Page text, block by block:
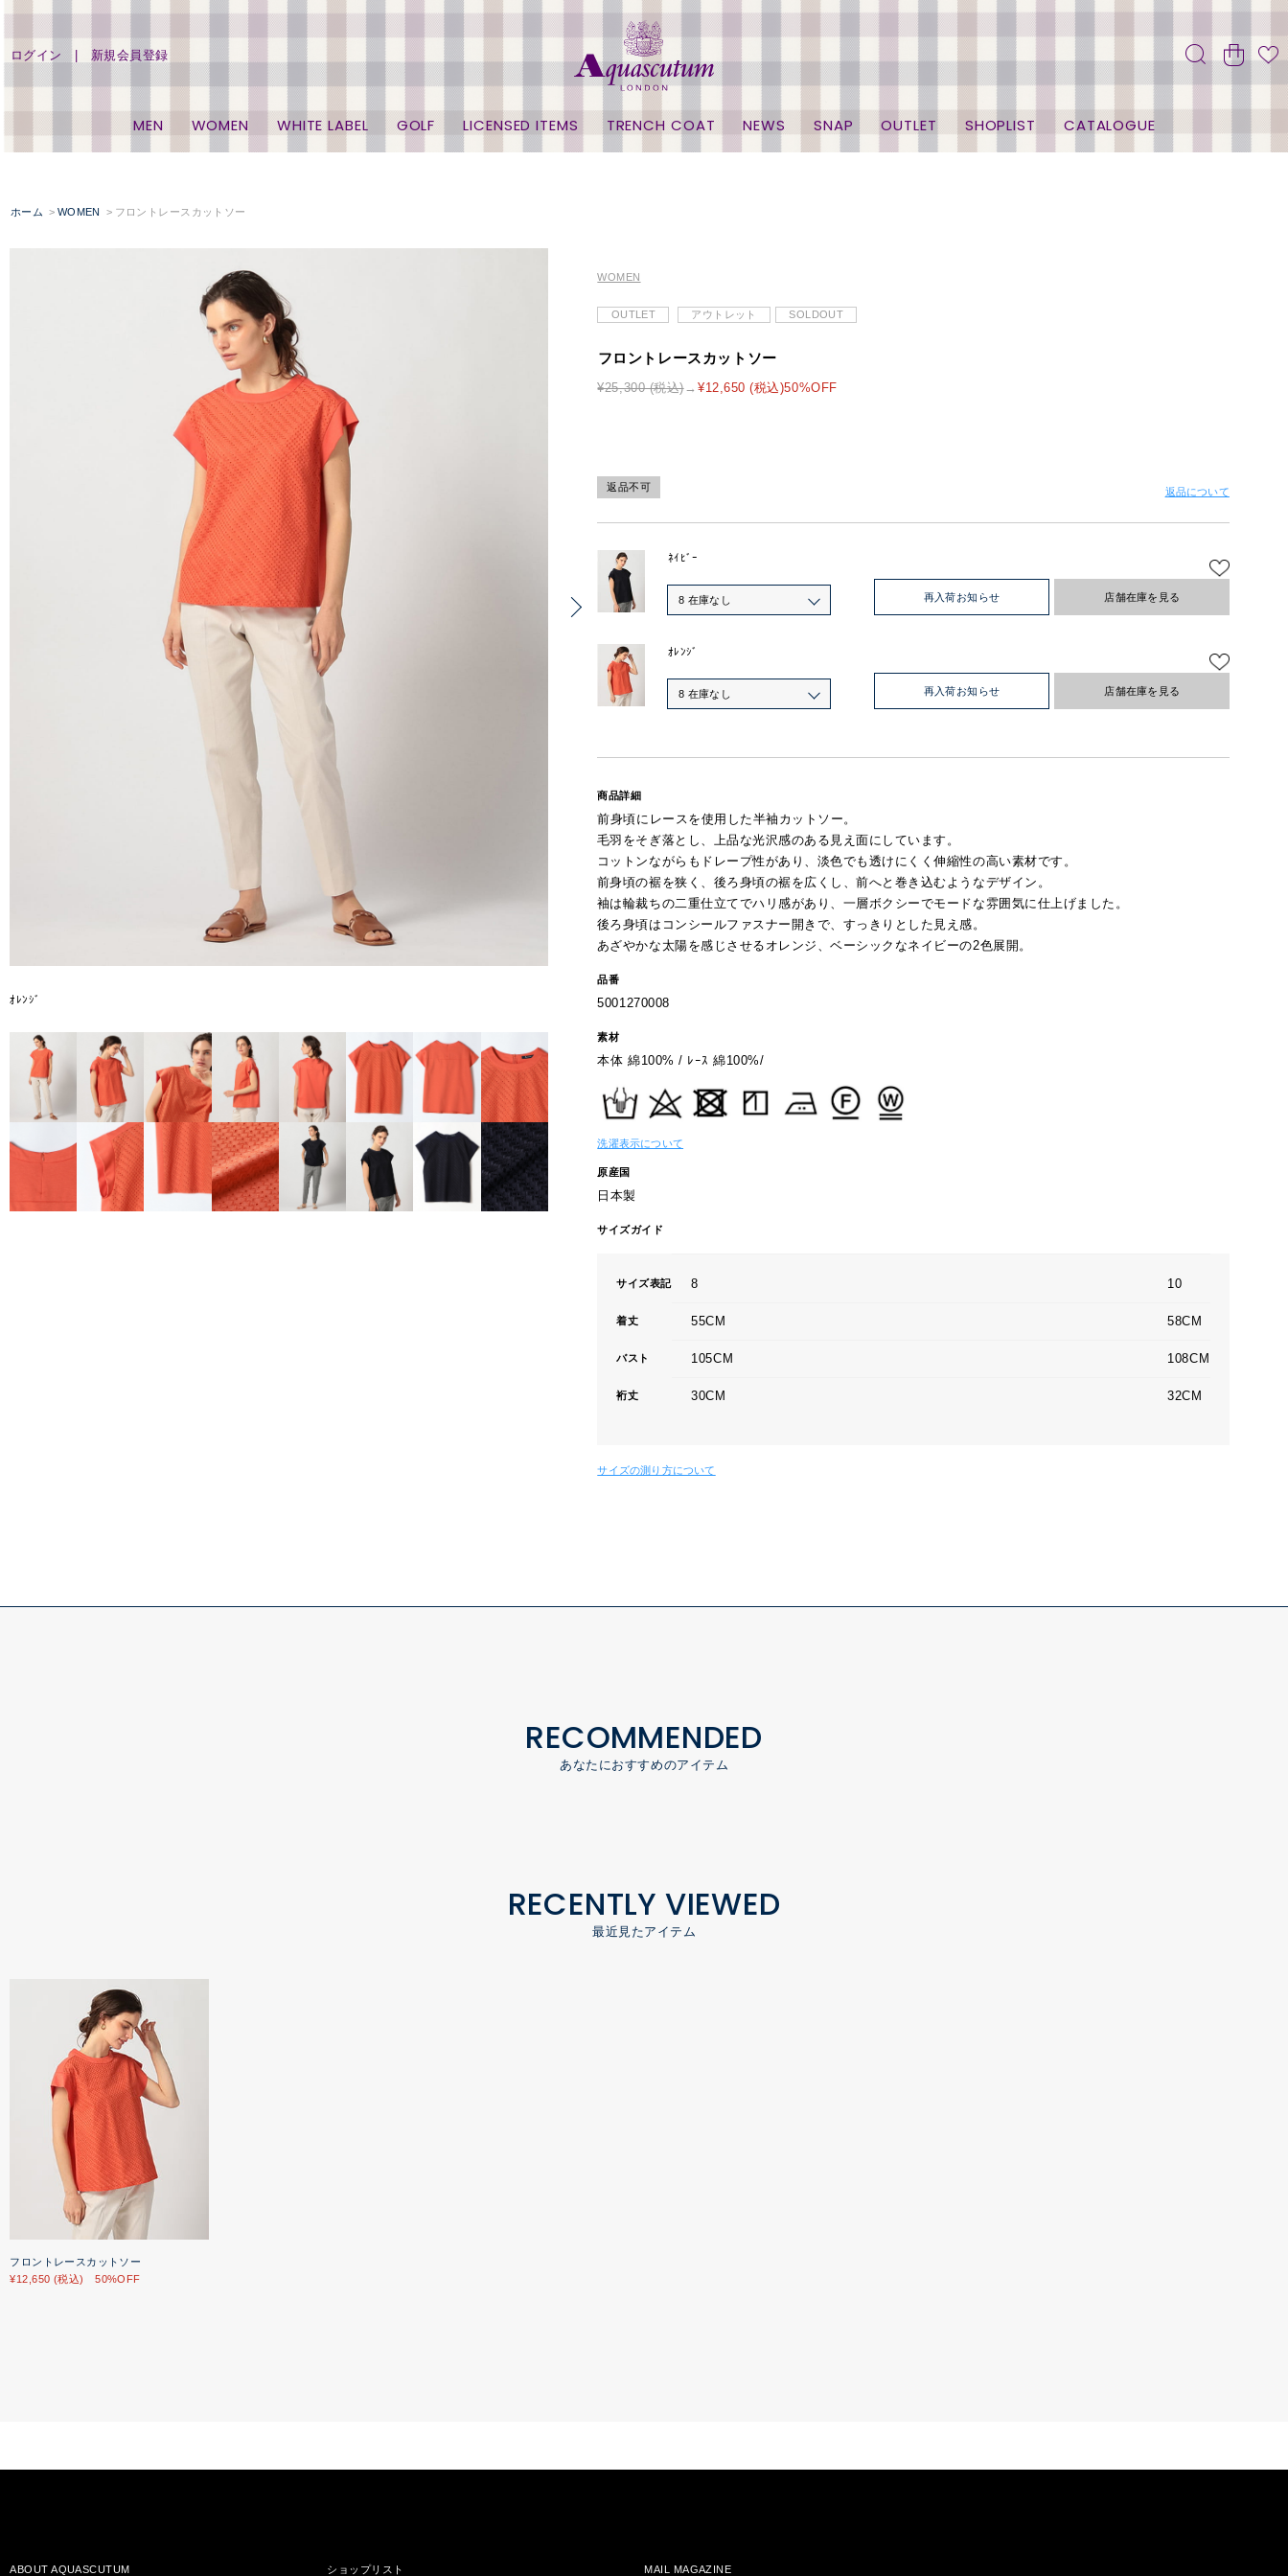
ログイン 新規会員登録
MEN WOMEN WHITE LABEL GOLF LICENSED ITEMS TRENCH COAT NEWS SNAP OUTLET SHOPLIST CATALOGUE
ホーム WOMEN フロントレースカットソー
ｵﾚﾝｼﾞ
WOMEN
OUTLET アウトレット SOLDOUT
フロントレースカットソー
¥25,300 (税込) ¥12,650 (税込)50%OFF
返品不可 返品について
ﾈｲﾋﾞｰ
8 在庫なし 再入荷お知らせ 店舗在庫を見る
ｵﾚﾝｼﾞ
8 在庫なし 再入荷お知らせ 店舗在庫を見る
商品詳細
前身頃にレースを使用した半袖カットソー。
毛羽をそぎ落とし、上品な光沢感のある見え面にしています。
コットンながらもドレープ性があり、淡色でも透けにくく伸縮性の高い素材です。
前身頃の裾を狭く、後ろ身頃の裾を広くし、前へと巻き込むようなデザイン。
袖は輪裁ちの二重仕立てでハリ感があり、一層ボクシーでモードな雰囲気に仕上げました。
後ろ身頃はコンシールファスナー開きで、すっきりとした見え感。
あざやかな太陽を感じさせるオレンジ、ベーシックなネイビーの2色展開。
品番
5001270008
素材
本体 綿100% / ﾚｰｽ 綿100%/
洗濯表示について
原産国
日本製
サイズガイド
サイズ表記 8 10
着丈 55CM 58CM
バスト 105CM 108CM
裄丈 30CM 32CM
サイズの測り方について
RECOMMENDED
あなたにおすすめのアイテム
RECENTLY VIEWED
最近見たアイテム
フロントレースカットソー
¥12,650 (税込) 50%OFF
ABOUT AQUASCUTUM ショップリスト MAIL MAGAZINE